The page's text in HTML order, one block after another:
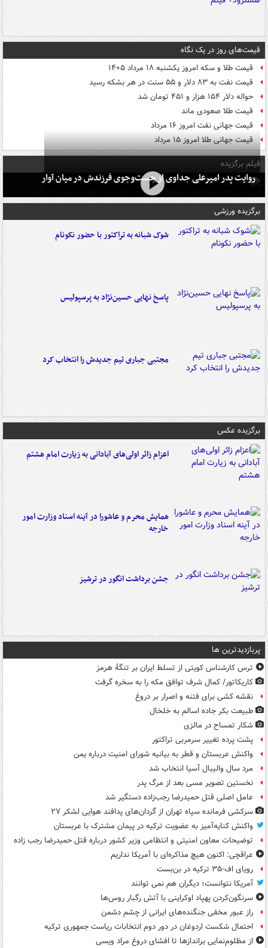
قیمت‌های روز در یک نگاه
قیمت طلا و سکه امروز یکشنبه ۱۸ مرداد ۱۴۰۵
قیمت نفت به ۸۳ دلار و ۵۵ سنت در هر بشکه رسید
حواله دلار ۱۵۴ هزار و ۴۵۱ تومان شد
قیمت طلا صعودی ماند
قیمت جهانی نفت امروز ۱۶ مرداد
قیمت جهانی طلا امروز ۱۵ مرداد
فیلم برگزیده
روایت پدر امیرعلی جداوی از جست‌وجوی فرزندش در میان آوار
برگزیده ورزشی
شوک شبانه به تراکتور با حضور نکونام
پاسخ نهایی حسین‌نژاد به پرسپولیس
مجتبی جباری تیم جدیدش را انتخاب کرد
برگزیده عکس
اعزام زائر اولی‌های آبادانی به زیارت امام هشتم
همایش محرم و عاشورا در آینه اسناد وزارت امور
خارجه
جشن برداشت انگور در ترشیز
پربازدیدترین ها
ترس کارشناس کویتی از تسلط ایران بر تنگۀ هرمز
کاریکاتور/ کمال شرف توافق مکه را به سخره گرفت
نقشه کشی برای فتنه و اصرار بر دروغ
طبیعت بکر جاده اسالم به خلخال
شکار تمساح در مالزی
پشت پرده تغییر سرمربی تراکتور
واکنش عربستان و قطر به بیانیه شورای امنیت درباره یمن
مرد سال والیبال آسیا انتخاب شد
نخستین تصویر مسی بعد از مرگ پدر
عامل اصلی قتل حمیدرضا رجب‌زاده دستگیر شد
سرکشی فرمانده سپاه تهران از گردان‌های پدافند هوایی لشکر ۲۷
واکنش کنایه‌آمیز به عضویت ترکیه در پیمان مشترک با عربستان
توضیحات معاون امنیتی و انتظامی وزیر کشور درباره قتل حمیدرضا رجب زاده
عراقچی: اکنون هیچ مذاکره‌ای با آمریکا نداریم
رویای اف-۳۵ ترکیه در بن‌بست
آمریکا نتوانست؛ دیگران هم نمی توانند
سرنگون‌کردن پهپاد اوکراینی با آتش رگبار روس‌ها
راز عبور مخفی جنگنده‌های ایرانی از چشم دشمن
احتمال شکست اردوغان در دور دوم انتخابات ریاست جمهوری ترکیه
از مظلوم‌نمایی براندازها تا افشای دروغ مراد ویسی